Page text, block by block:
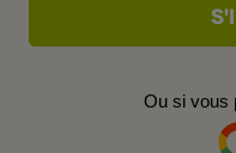
Ou si vous